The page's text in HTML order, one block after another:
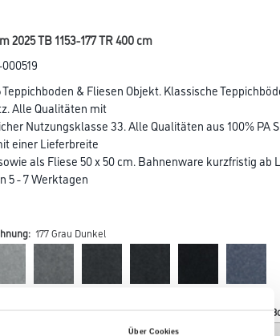
Über Cookies
2025 TB 1153-177 TR 400 cm
& Fliesen Objekt. Klassische
Alle Qualitäten mit
Nutzungsklasse 33. Alle Qualitäten aus 100% PA
einer Lieferbreite
als Fliese 50 x 50 cm. Bahnenware kurzfristig ab
5 - 7 Werktagen
177 Grau Dunkel
Verarbeitung